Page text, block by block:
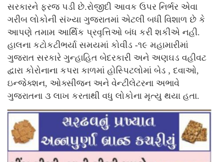
સરકારને ફરજ પડી છે.રોજીદી આવક ઉપર નિર્ભર એવા
ગરીબ લોકોની સંખ્યા ગુજરાતમાં એટલી બધી વિશાળ છે કે
આપણે તમામ આર્થિક પ્રવૃત્તિઓ બંધ કરી શકીએ નહી.
હાલના કટોકટીભર્યા સમયમાં કોવીડ -૧૯ મહામારીમાં
ગુજરાત સરકારે ગુન્હાહિત બેદરકારી અને અણઘડ વહીવટ
દ્વારા કોરોનાના કપરા કાળમાં હોસ્પિટલોમાં બેડ , દવાઓ,
ઇન્જેક્શન, ઓક્સીજન અને વેન્ટીલેટરના અભાવે
ગુજરાતના ૩ લાખ કરતાથી વધુ લોકોના મૃત્યુ થયા હતા.